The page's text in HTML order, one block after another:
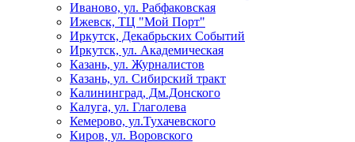
Иваново, ул. Рабфаковская
Ижевск, ТЦ "Мой Порт"
Иркутск, Декабрьских Событий
Иркутск, ул. Академическая
Казань, ул. Журналистов
Казань, ул. Сибирский тракт
Калининград, Дм.Донского
Калуга, ул. Глаголева
Кемерово, ул.Тухачевского
Киров, ул. Воровского